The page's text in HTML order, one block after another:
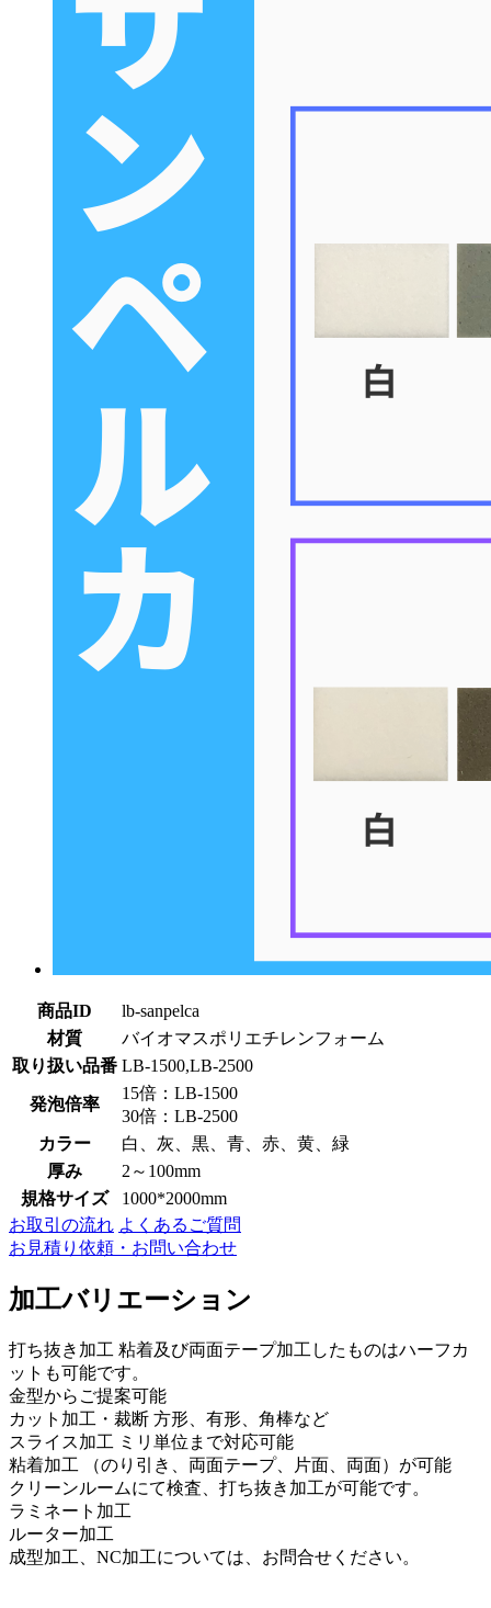
商品ID
lb-sanpelca
材質
バイオマスポリエチレンフォーム
取り扱い品番 LB-1500,LB-2500
発泡倍率
15倍：LB-1500
30倍：LB-2500
カラー
白、灰、黒、青、赤、黄、緑
厚み
2～100mm
規格サイズ
1000*2000mm
お取引の流れ よくあるご質問
お見積り依頼・お問い合わせ
加工バリエーション
打ち抜き加工 粘着及び両面テープ加工したものはハーフカ
ットも可能です。
金型からご提案可能
カット加工・裁断 方形、有形、角棒など
スライス加工 ミリ単位まで対応可能
粘着加工 （のり引き、両面テープ、片面、両面）が可能
クリーンルームにて検査、打ち抜き加工が可能です。
ラミネート加工
ルーター加工
成型加工、NC加工については、お問合せください。